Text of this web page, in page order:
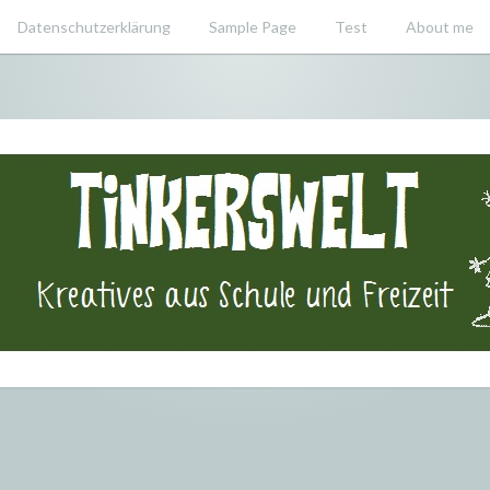
Datenschutzerklärung Sample Page Test About me